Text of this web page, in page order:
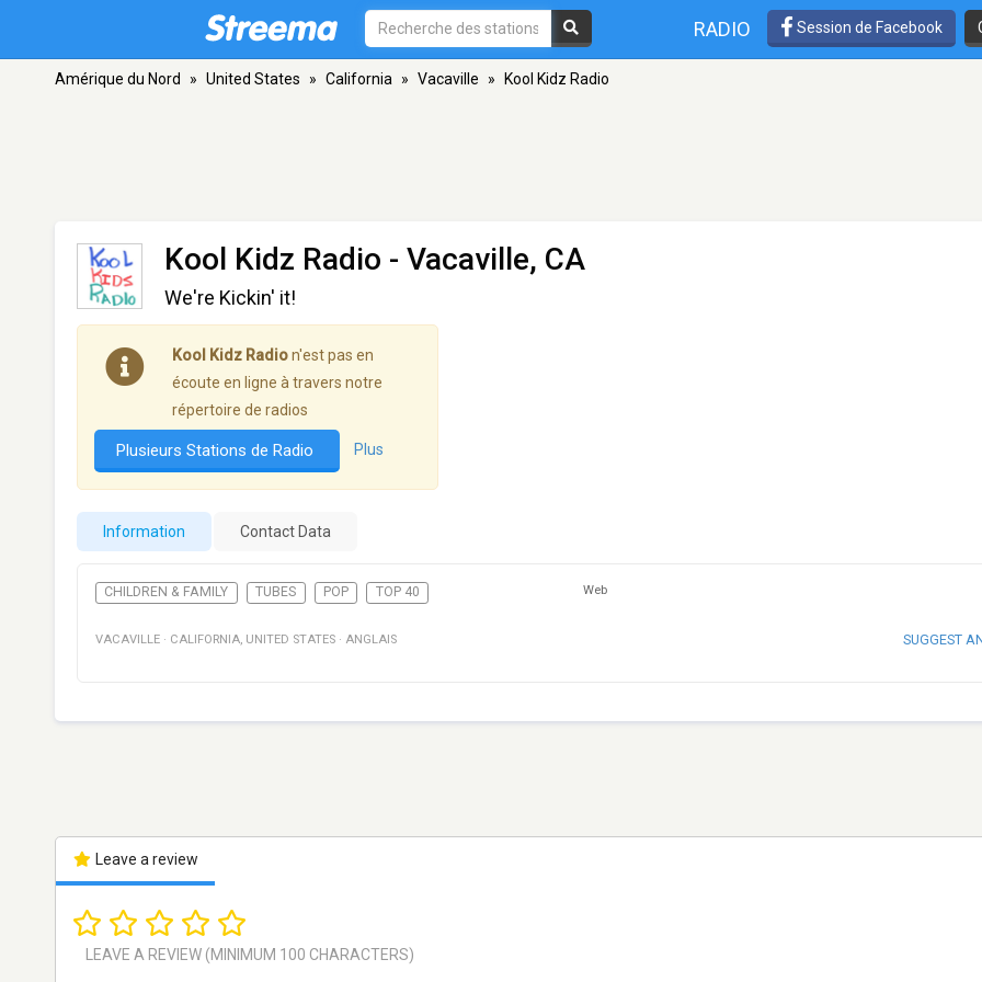
RADIO Session de Facebook
Amérique du Nord » United States » California » Vacaville » Kool Kidz Radio
Kool Kidz Radio - Vacaville, CA
We're Kickin' it!
Kool Kidz Radion'est pas en
écoute en ligne à travers notre
répertoire de radios
Plusieurs Stations de Radio Plus
Information Contact Data
CHILDREN & FAMILY TUBES POP TOP 40 Web
VACAVILLE · CALIFORNIA, UNITED STATES · ANGLAIS SUGGEST
Leave a review